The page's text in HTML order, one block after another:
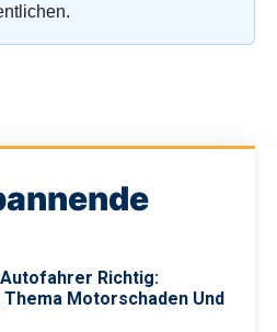
Richtig:
Motorschaden Und